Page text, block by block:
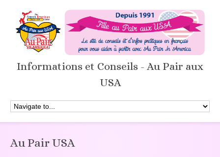
Informations et Conseils - Au Pair aux
USA
Au Pair USA